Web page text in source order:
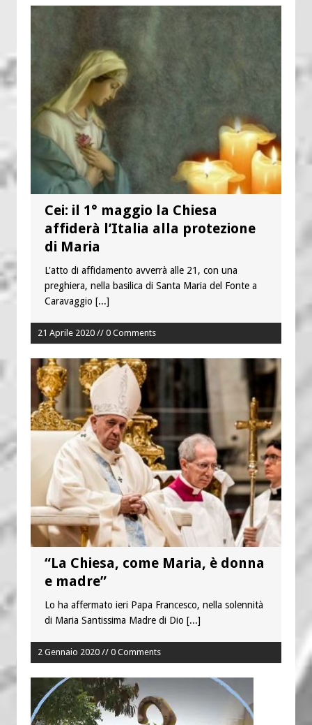
Cei: il 1° maggio la Chiesa
affiderà l’Italia alla protezione
di Maria
L'atto di affidamento avverrà alle 21, con una
preghiera, nella basilica di Santa Maria del Fonte a
Caravaggio [...]
21 Aprile 2020 // 0 Comments
“La Chiesa, come Maria, è donna
e madre”
Lo ha affermato ieri Papa Francesco, nella solennità
di Maria Santissima Madre di Dio [...]
2 Gennaio 2020 // 0 Comments